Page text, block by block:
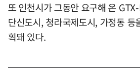
또 인천시가 그동안 요구해 온
단신도시, 청라국제도시, 가정동 등
획돼 있다.